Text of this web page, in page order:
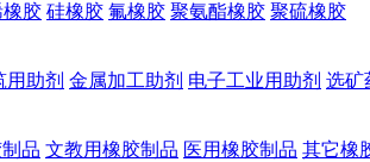
胶 硅橡胶 氟橡胶 聚氨酯橡胶 聚硫橡胶
用助剂 金属加工助剂 电子工业用助剂 选矿
品 文教用橡胶制品 医用橡胶制品 其它橡